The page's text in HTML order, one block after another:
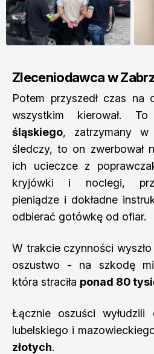
Zleceniodawca w
Potem przyszedł czas na
wszystkim kierował.
śląskiego, zatrzymany w
śledczy, to on zwerbował
ich ucieczce z
kryjówki i noclegi,
pieniądze i dokładne
odbierać gotówkę od ofiar.
W trakcie czynności
oszustwo - na szkodę
która straciła ponad 80
Łącznie oszuści
lubelskiego i
złotych.